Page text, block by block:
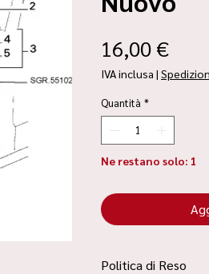
16,00 €
IVA inclusa |
Quantità *
Ne restano solo: 1
Politica di Reso